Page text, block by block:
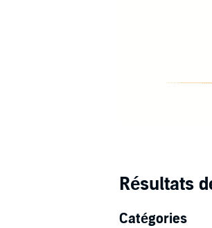
Résultats
Catégories